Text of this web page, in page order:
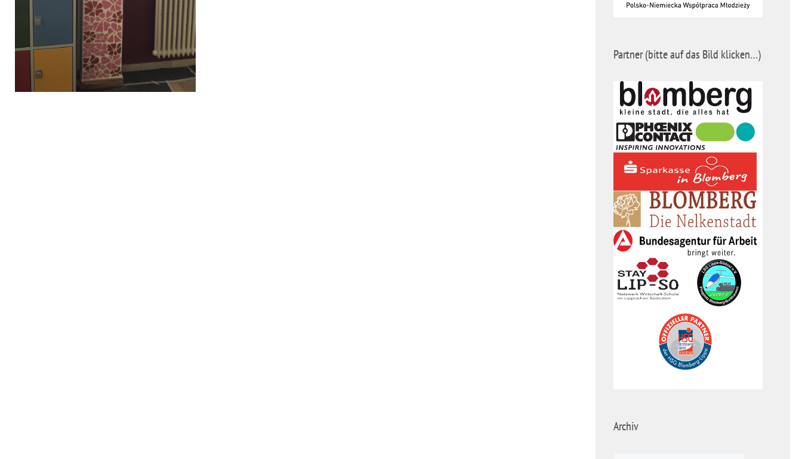
Partner (bitte auf das Bild klicken…)
Archiv